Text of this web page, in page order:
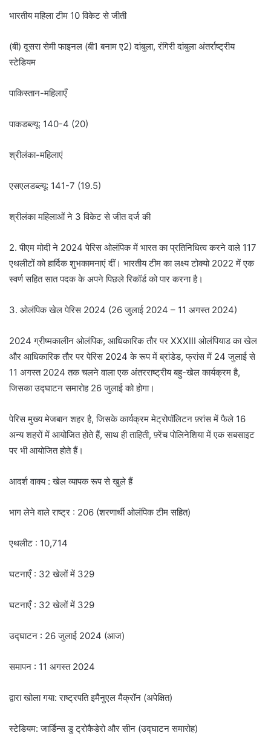
भारतीय महिला टीम 10 विकेट से जीती
(बी) दूसरा सेमी फाइनल (बी1 बनाम ए2) दांबुला, रंगिरी दांबुला अंतर्राष्ट्रीय
स्टेडियम
पाकिस्तान-महिलाएँ
पाकडब्ल्यू: 140-4 (20)
श्रीलंका-महिलाएं
एसएलडब्ल्यू: 141-7 (19.5)
श्रीलंका महिलाओं ने 3 विकेट से जीत दर्ज की
2. पीएम मोदी ने 2024 पेरिस ओलंपिक में भारत का प्रतिनिधित्व करने वाले 117
एथलीटों को हार्दिक शुभकामनाएं दीं। भारतीय टीम का लक्ष्य टोक्यो 2022 में एक
स्वर्ण सहित सात पदक के अपने पिछले रिकॉर्ड को पार करना है।
3. ओलंपिक खेल पेरिस 2024 (26 जुलाई 2024 – 11 अगस्त 2024)
2024 ग्रीष्मकालीन ओलंपिक, आधिकारिक तौर पर XXXIII ओलंपियाड का खेल
और आधिकारिक तौर पर पेरिस 2024 के रूप में ब्रांडेड, फ्रांस में 24 जुलाई से
11 अगस्त 2024 तक चलने वाला एक अंतरराष्ट्रीय बहु-खेल कार्यक्रम है,
जिसका उद्घाटन समारोह 26 जुलाई को होगा।
पेरिस मुख्य मेजबान शहर है, जिसके कार्यक्रम मेट्रोपॉलिटन फ़्रांस में फैले 16
अन्य शहरों में आयोजित होते हैं, साथ ही ताहिती, फ़्रेंच पोलिनेशिया में एक सबसाइट
पर भी आयोजित होते हैं।
आदर्श वाक्य : खेल व्यापक रूप से खुले हैं
भाग लेने वाले राष्ट्र : 206 (शरणार्थी ओलंपिक टीम सहित)
एथलीट : 10,714
घटनाएँ : 32 खेलों में 329
घटनाएँ : 32 खेलों में 329
उद्घाटन : 26 जुलाई 2024 (आज)
समापन : 11 अगस्त 2024
द्वारा खोला गया: राष्ट्रपति इमैनुएल मैक्रॉन (अपेक्षित)
स्टेडियम: जार्डिन्स डु ट्रोकैडेरो और सीन (उद्घाटन समारोह)